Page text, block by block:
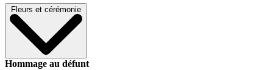
Fleurs et cérémonie
Hommage au défunt